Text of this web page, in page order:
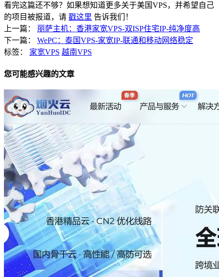
看完这篇还不够？如果想知道更多关于美国VPS，并希望自己
的项目被报道，请 戳这里 告诉我们！
上一篇：
丽萨主机：香港家宽VPS-双ISP住宅IP-纯净度高
下一篇：
WePC：泰国VPS-家宽IP-联通和移动网络稳定
标签：
家宽VPS 越南VPS
您可能感兴趣的文章